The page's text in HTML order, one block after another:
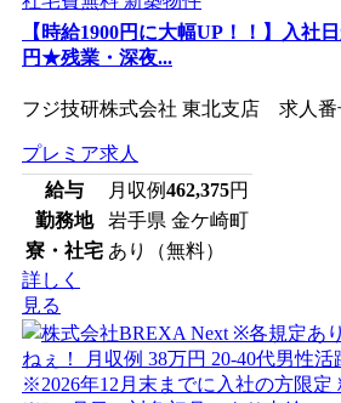
【時給1900円に大幅UP！！】入社
円★残業・深夜...
フジ技研株式会社 東北支店 求人番
プレミア求人
給与
月収例462,375円
勤務地
岩手県 金ケ崎町
寮・社宅 あり（無料）
詳しく
見る